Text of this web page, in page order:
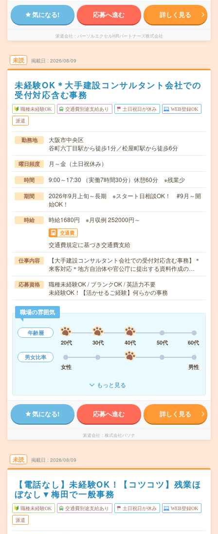
気になる! 応募へ進む 詳しく見る
派遣会社 パーソルエクセルHRパートナーズ株式会社
未読 掲載日 2026/08/09
未経験OK＊大手建設コンサルタント会社での
受付対応含む事務
職種未経験OK 交通費別途支給あり 土日祝日が休み WEB登録OK
派遣
勤務地
大阪市中央区
谷町六丁目駅から徒歩1分／松屋町駅から徒歩6分
曜日頻度 月～金（土日祝休み）
時間 9:00～17:30 （実働7時間30分）休憩60分 ※残業少
期間
2026年9月上旬～長期 ※スタート日相談OK！ #9月～開
始OK！
時給 時給1680円 ※月収例 252000円～
交通費
交通費規定に基づき交通費支給
仕事内容
【大手建設コンサルタント会社での受付対応含む事務】＊
来客対応＊地方自治体や官公庁に提出する資料作成の…
応募資格
職種未経験OK / ブランクOK / 英語力不要
未経験OK！【活かせるご経験】何らかの事務
職場の雰囲気
年齢層
20代
30代 40代 50代
60代
男女比率
女性
男性
もっと見る
気になる! 応募へ進む 詳しく見る
派遣会社 株式会社パソナ
未読 掲載日 2026/08/09
【電話なし】未経験OK！【コツコツ】残業ほ
ぼなし▼梅田で一般事務
職種未経験OK 交通費別途支給あり 土日祝日が休み WEB登録OK
派遣